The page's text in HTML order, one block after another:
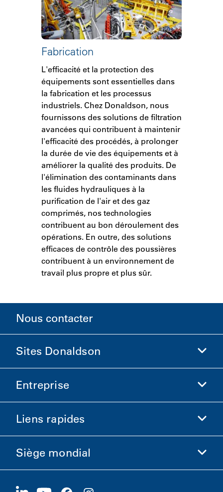
Fabrication
L'efficacité et la protection des
équipements sont essentielles dans
la fabrication et les processus
industriels. Chez Donaldson, nous
fournissons des solutions de filtration
avancées qui contribuent à maintenir
l'efficacité des procédés, à prolonger
la durée de vie des équipements et à
améliorer la qualité des produits. De
l'élimination des contaminants dans
les fluides hydrauliques à la
purification de l'air et des gaz
comprimés, nos technologies
contribuent au bon déroulement des
opérations. En outre, des solutions
efficaces de contrôle des poussières
contribuent à un environnement de
travail plus propre et plus sûr.
Nous contacter
Sites Donaldson
Donaldson Sciences de la vie
Boutique Donaldson
Entreprise
Informations sur l'entreprise
Éthique et conformité
Carrières
Liens rapides
Investisseurs
Fournisseurs
Siège mondial
1400 W 94th Street